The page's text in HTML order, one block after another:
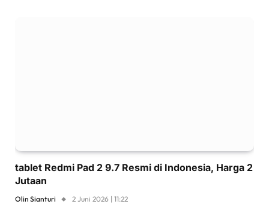
tablet Redmi Pad 2 9.7 Resmi di Indonesia, Harga 2
Jutaan
Olin Sianturi 2 Juni 2026 | 11:22